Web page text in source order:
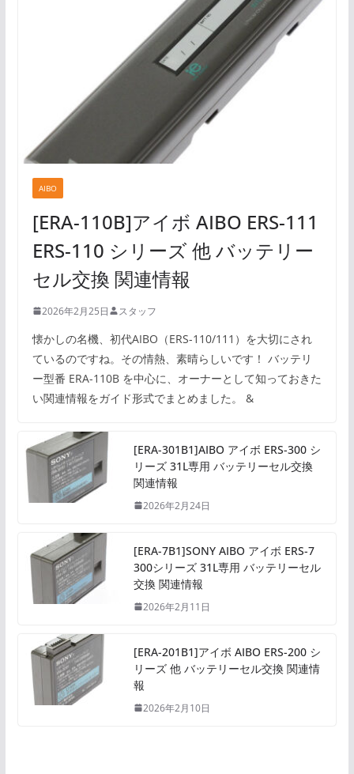
AIBO
[ERA-110B]アイボ AIBO ERS-111
ERS-110 シリーズ 他 バッテリー
セル交換 関連情報
2026年2月25日 スタッフ
懐かしの名機、初代AIBO（ERS-110/111）を大切にされ
ているのですね。その情熱、素晴らしいです！ バッテリ
ー型番 ERA-110B を中心に、オーナーとして知っておきた
い関連情報をガイド形式でまとめました。 &
[ERA-301B1]AIBO アイボ ERS-300 シ
リーズ 31L専用 バッテリーセル交換
関連情報
2026年2月24日
[ERA-7B1]SONY AIBO アイボ ERS-7
300シリーズ 31L専用 バッテリーセル
交換 関連情報
2026年2月11日
[ERA-201B1]アイボ AIBO ERS-200 シ
リーズ 他 バッテリーセル交換 関連情
報
2026年2月10日